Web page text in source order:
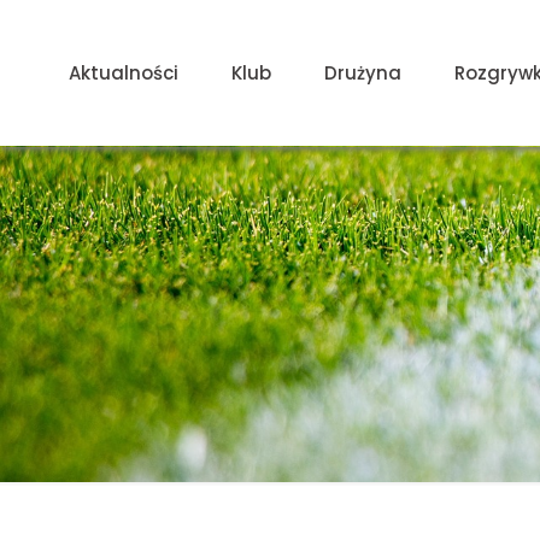
Aktualności Klub Drużyna